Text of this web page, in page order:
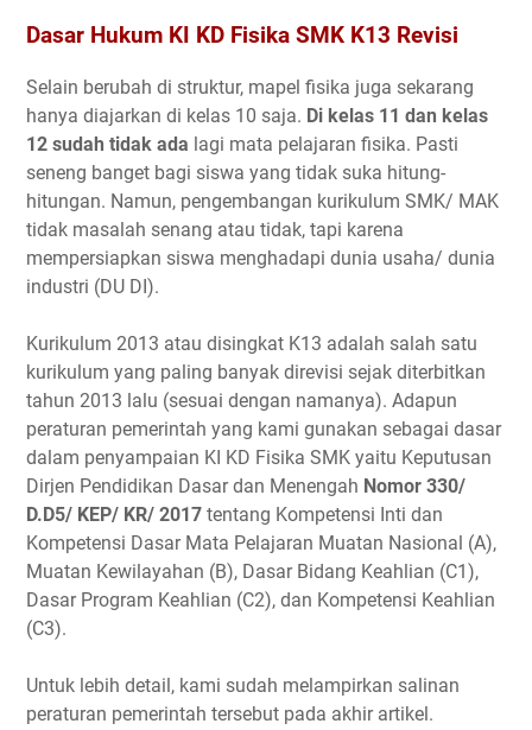
Dasar Hukum KI KD Fisika SMK K13 Revisi
Selain berubah di struktur, mapel fisika juga sekarang
hanya diajarkan di kelas 10 saja. Di kelas 11 dan kelas
12 sudah tidak ada lagi mata pelajaran fisika. Pasti
seneng banget bagi siswa yang tidak suka hitung-
hitungan. Namun, pengembangan kurikulum SMK/ MAK
tidak masalah senang atau tidak, tapi karena
mempersiapkan siswa menghadapi dunia usaha/ dunia
industri (DU DI).
Kurikulum 2013 atau disingkat K13 adalah salah satu
kurikulum yang paling banyak direvisi sejak diterbitkan
tahun 2013 lalu (sesuai dengan namanya). Adapun
peraturan pemerintah yang kami gunakan sebagai dasar
dalam penyampaian KI KD Fisika SMK yaitu Keputusan
Dirjen Pendidikan Dasar dan Menengah Nomor 330/
D.D5/ KEP/ KR/ 2017 tentang Kompetensi Inti dan
Kompetensi Dasar Mata Pelajaran Muatan Nasional (A),
Muatan Kewilayahan (B), Dasar Bidang Keahlian (C1),
Dasar Program Keahlian (C2), dan Kompetensi Keahlian
(C3).
Untuk lebih detail, kami sudah melampirkan salinan
peraturan pemerintah tersebut pada akhir artikel.